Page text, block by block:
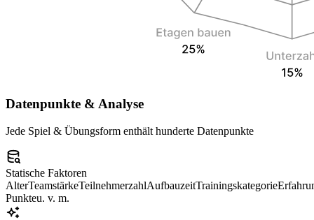
Datenpunkte & Analyse
Jede Spiel & Übungsform enthält hunderte Datenpunkte
Statische Faktoren
AlterTeamstärkeTeilnehmerzahlAufbauzeitTrainingskategorie
Punkteu. v. m.